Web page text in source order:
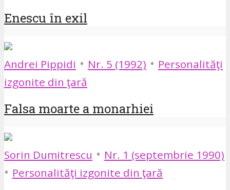
Enescu în exil
Andrei Pippidi • Nr. 5 (1992) • Personalităţi
izgonite din ţară
Falsa moarte a monarhiei
Sorin Dumitrescu • Nr. 1 (septembrie 1990)
• Personalităţi izgonite din ţară